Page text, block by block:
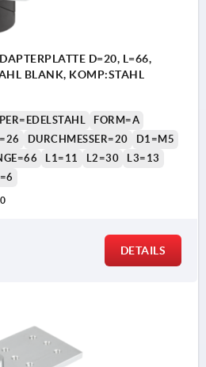
D=20, L=66,
BLANK, KOMP:STAHL
FORM=A
DURCHMESSER=20
D1=M5
L1=11 L2=30
L3=13
DETAILS